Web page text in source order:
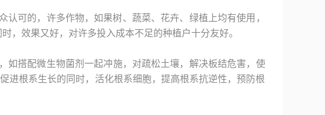
可的，许多作物，如果树、蔬菜、花卉、绿植上均有使用，
，效果又好，对许多投入成本不足的种植户十分友好。
如搭配微生物菌剂一起冲施，对疏松土壤，解决板结危害，使
进根系生长的同时，活化根系细胞，提高根系抗逆性，预防根